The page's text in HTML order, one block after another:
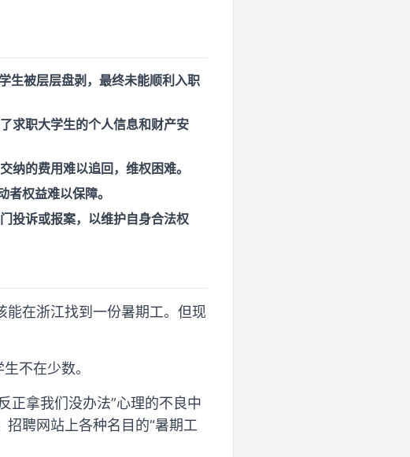
生被层层盘剥，最终未能顺利入职
求职大学生的个人信息和财产安
纳的费用难以追回，维权困难。
权益难以保障。
投诉或报案，以维护自身合法权
能在浙江找到一份暑期工。但现
不在少数。
正拿我们没办法”心理的不良中
聘网站上各种名目的“暑期工